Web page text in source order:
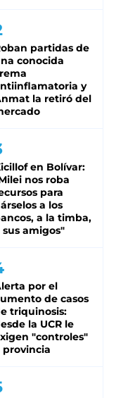
partidas de
conocida
y
la retiró del
en Bolívar:
nos roba
para
a los
a la timba,
sus amigos"
por el
de casos
triquinosis:
la UCR le
"controles"
provincia